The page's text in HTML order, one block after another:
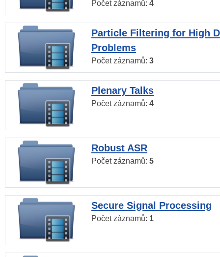
Počet záznamů: 4
Particle Filtering for High
Problems
Počet záznamů: 3
Plenary Talks
Počet záznamů: 4
Robust ASR
Počet záznamů: 5
Secure Signal Processing
Počet záznamů: 1